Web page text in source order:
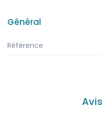
Général
Référence